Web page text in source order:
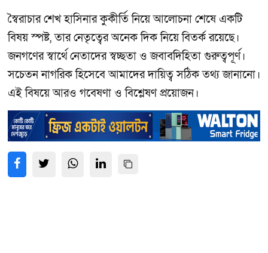
স্বৈরাচার শেখ হাসিনার কুকীর্তি নিয়ে আলোচনা শেষে একটি
বিষয় স্পষ্ট, তার নেতৃত্বের অনেক দিক নিয়ে বিতর্ক রয়েছে।
জনগণের স্বার্থে নেতাদের স্বচ্ছতা ও জবাবদিহিতা গুরুত্বপূর্ণ।
সচেতন নাগরিক হিসেবে আমাদের দায়িত্ব সঠিক তথ্য জানানো।
এই বিষয়ে আরও গবেষণা ও বিশ্লেষণ প্রয়োজন।